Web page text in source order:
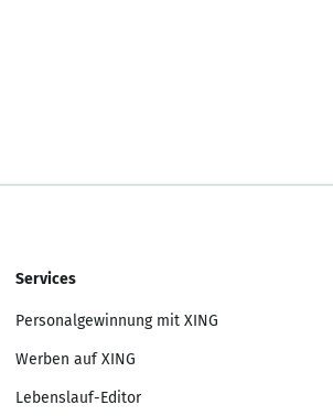
Services
Personalgewinnung mit XING
Werben auf XING
Lebenslauf-Editor